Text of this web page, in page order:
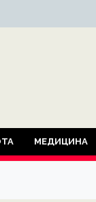
МЕДИЦИНА